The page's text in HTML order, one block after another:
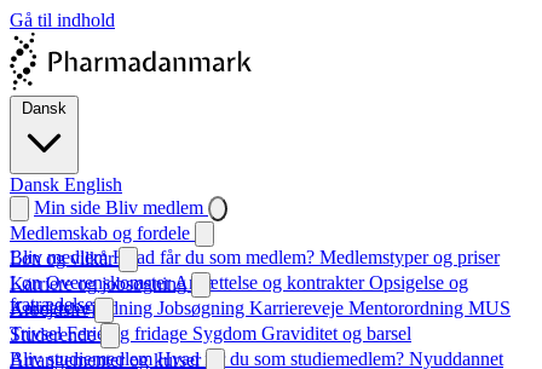
Gå til indhold
Dansk
Dansk English
Min side Bliv medlem
Medlemskab og fordele
Bliv medlemHvad får du som medlem? Medlemstyper og priser
Løn og vilkår
LønOverenskomsterAnsættelse og kontrakterOpsigelse og
fratrædelse
Karriere og jobsøgning
Karrierevejledning Jobsøgning Karriereveje Mentorordning MUS
Arbejdsliv
TrivselFerie og fridage Sygdom Graviditet og barsel
Studerende
Bliv studiemedlemHvad får du som studiemedlem? Nyuddannet
Arrangementer og kurser